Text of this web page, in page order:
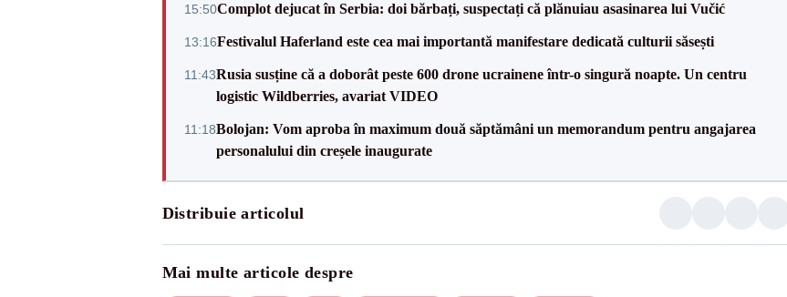
15:50Complot dejucat în Serbia: doi bărbați, suspectați că plănuiau asasinarea lui Vučić
13:16Festivalul Haferland este cea mai importantă manifestare dedicată culturii săsești
11:43Rusia susține că a doborât peste 600 drone ucrainene într-o singură noapte. Un centru
logistic Wildberries, avariat VIDEO
11:18Bolojan: Vom aproba în maximum două săptămâni un memorandum pentru angajarea
personalului din creșele inaugurate
Distribuie articolul
Mai multe articole despre